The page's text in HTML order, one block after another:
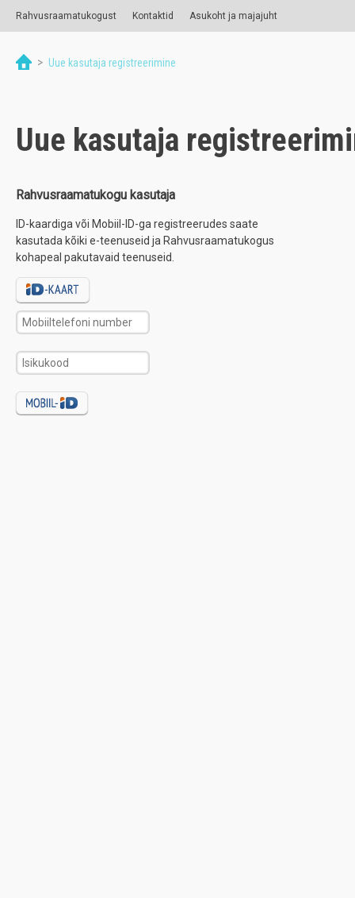
Rahvusraamatukogust Kontaktid Asukoht ja majajuht
> Uue kasutaja registreerimine
Uue kasutaja
Rahvusraamatukogu kasutaja
ID-kaardiga või Mobiil-ID-ga registreerudes saate
kasutada kõiki e-teenuseid ja Rahvusraamatukogus
kohapeal pakutavaid teenuseid.